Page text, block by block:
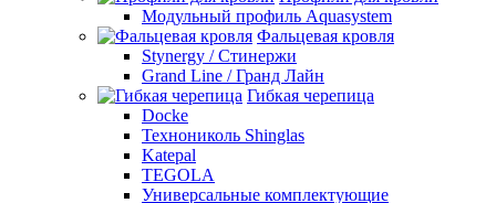
Модульный профиль Aquasystem
Фальцевая кровля
Stynergy / Стинержи
Grand Line / Гранд Лайн
Гибкая черепица
Docke
Технониколь Shinglas
Katepal
TEGOLA
Универсальные комплектующие